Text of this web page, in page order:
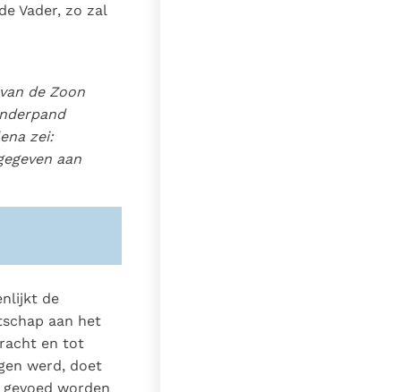
Vader, zo zal
de Zoon
zei:
aan
de
aan het
en tot
werd, doet
worden